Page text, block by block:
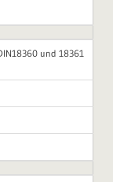
und 18361